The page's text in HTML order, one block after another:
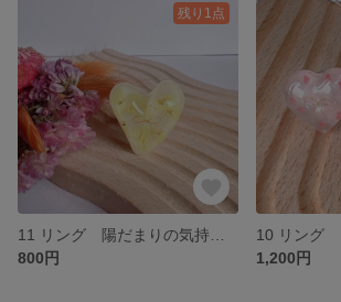
残り1点
800円
1,200円